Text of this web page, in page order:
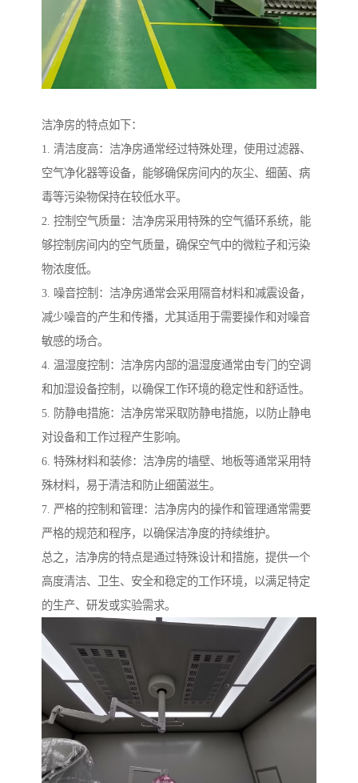
洁净房的特点如下：
1. 清洁度高：洁净房通常经过特殊处理，使用过滤器、
空气净化器等设备，能够确保房间内的灰尘、细菌、病
毒等污染物保持在较低水平。
2. 控制空气质量：洁净房采用特殊的空气循环系统，能
够控制房间内的空气质量，确保空气中的微粒子和污染
物浓度低。
3. 噪音控制：洁净房通常会采用隔音材料和减震设备，
减少噪音的产生和传播，尤其适用于需要操作和对噪音
敏感的场合。
4. 温湿度控制：洁净房内部的温湿度通常由专门的空调
和加湿设备控制，以确保工作环境的稳定性和舒适性。
5. 防静电措施：洁净房常采取防静电措施，以防止静电
对设备和工作过程产生影响。
6. 特殊材料和装修：洁净房的墙壁、地板等通常采用特
殊材料，易于清洁和防止细菌滋生。
7. 严格的控制和管理：洁净房内的操作和管理通常需要
严格的规范和程序，以确保洁净度的持续维护。
总之，洁净房的特点是通过特殊设计和措施，提供一个
高度清洁、卫生、安全和稳定的工作环境，以满足特定
的生产、研发或实验需求。